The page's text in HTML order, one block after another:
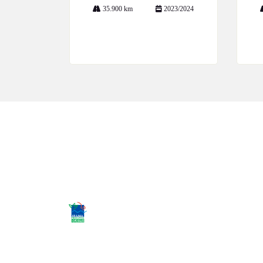
35.900 km 2023/2024